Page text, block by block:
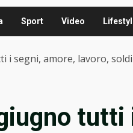
Sport Video
i segni, amore, lavoro,
tutti